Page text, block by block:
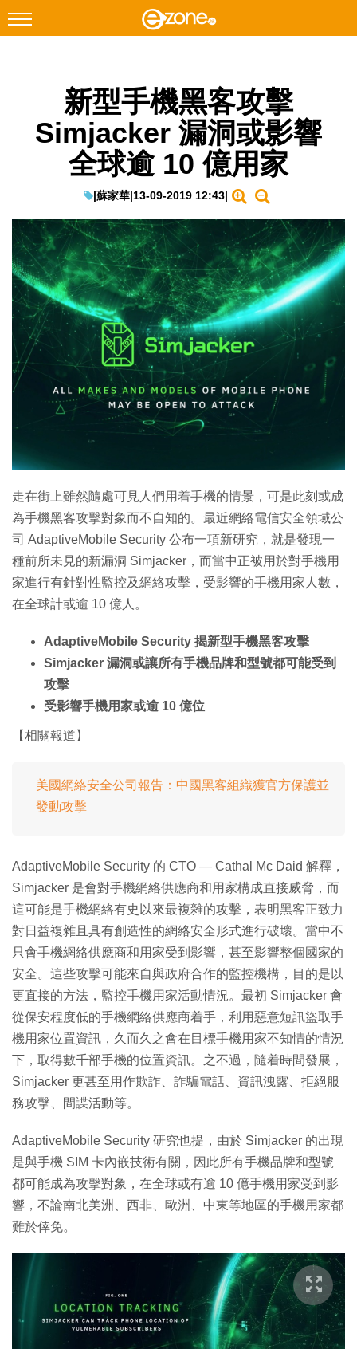
Facebook Instagram
科技焦點
教學評測
EduTech
IT Times
生成式AI與雲端應用
Enterprise Digital Transformation
特集
新型手機黑客攻擊
Simjacker 漏洞或影響
全球逾 10 億用家
|蘇家華|13-09-2019 12:43|
走在街上雖然隨處可見人們用着手機的情景，可是此刻或成
為手機黑客攻擊對象而不自知的。最近網絡電信安全領域公
司 AdaptiveMobile Security 公布一項新研究，就是發現一
種前所未見的新漏洞 Simjacker，而當中正被用於對手機用
家進行有針對性監控及網絡攻擊，受影響的手機用家人數，
在全球計或逾 10 億人。
AdaptiveMobile Security 揭新型手機黑客攻擊
Simjacker 漏洞或讓所有手機品牌和型號都可能受到
攻擊
受影響手機用家或逾 10 億位
【相關報道】
美國網絡安全公司報告：中國黑客組織獲官方保護並
發動攻擊
AdaptiveMobile Security 的 CTO — Cathal Mc Daid 解釋，
Simjacker 是會對手機網絡供應商和用家構成直接威脅，而
這可能是手機網絡有史以來最複雜的攻擊，表明黑客正致力
對日益複雜且具有創造性的網絡安全形式進行破壞。當中不
只會手機網絡供應商和用家受到影響，甚至影響整個國家的
安全。這些攻擊可能來自與政府合作的監控機構，目的是以
更直接的方法，監控手機用家活動情況。最初 Simjacker 會
從保安程度低的手機網絡供應商着手，利用惡意短訊盜取手
機用家位置資訊，久而久之會在目標手機用家不知情的情況
下，取得數千部手機的位置資訊。之不過，隨着時間發展，
Simjacker 更甚至用作欺詐、詐騙電話、資訊洩露、拒絕服
務攻擊、間諜活動等。
AdaptiveMobile Security 研究也提，由於 Simjacker 的出現
是與手機 SIM 卡內嵌技術有關，因此所有手機品牌和型號
都可能成為攻擊對象，在全球或有逾 10 億手機用家受到影
響，不論南北美洲、西非、歐洲、中東等地區的手機用家都
難於倖免。